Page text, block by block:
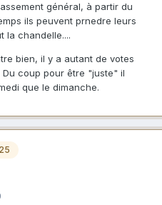
général, à partir du
ils peuvent prnedre leurs
la chandelle....
bien, il y a autant de votes
coup pour être "juste" il
que le dimanche.